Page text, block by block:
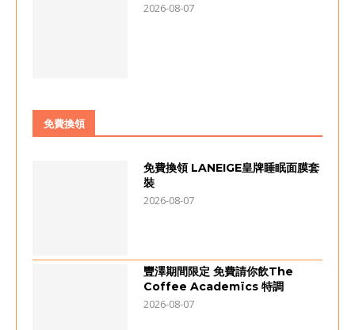
2026-08-07
免費換領
免費換領 LANEIGE皇牌睡眠面膜套
裝
2026-08-07
豐澤期間限定 免費請你飲The
Coffee Academïcs 特調
2026-08-07